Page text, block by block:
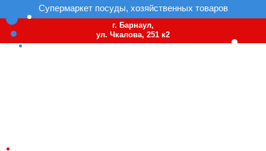
Супермаркет посуды, хозяйственных товаров
г. Барнаул,
ул. Чкалова, 251 к2